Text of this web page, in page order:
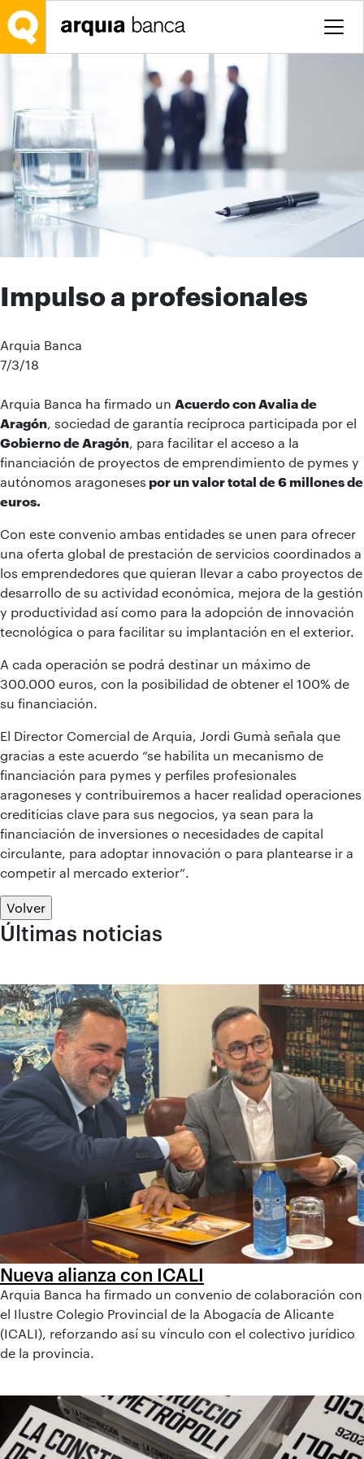
Saltar al contenido principal
Impulso a profesionales
Arquia Banca
7/3/18
Arquia Banca ha firmado un Acuerdo con Avalia de
Aragón , sociedad de garantía recíproca participada por el
Gobierno de Aragón , para facilitar el acceso a la
financiación de proyectos de emprendimiento de pymes y
autónomos aragoneses por un valor total de 6 millones de
euros.
Con este convenio ambas entidades se unen para ofrecer
una oferta global de prestación de servicios coordinados a
los emprendedores que quieran llevar a cabo proyectos de
desarrollo de su actividad económica, mejora de la gestión
y productividad así como para la adopción de innovación
tecnológica o para facilitar su implantación en el exterior.
A cada operación se podrá destinar un máximo de
300.000 euros, con la posibilidad de obtener el 100% de
su financiación.
El Director Comercial de Arquia, Jordi Gumà señala que
gracias a este acuerdo “se habilita un mecanismo de
financiación para pymes y perfiles profesionales
aragoneses y contribuiremos a hacer realidad operaciones
crediticias clave para sus negocios, ya sean para la
financiación de inversiones o necesidades de capital
circulante, para adoptar innovación o para plantearse ir a
competir al mercado exterior”.
Volver
Últimas noticias
Nueva alianza con ICALI
Arquia Banca ha firmado un convenio de colaboración con
el Ilustre Colegio Provincial de la Abogacía de Alicante
(ICALI), reforzando así su vínculo con el colectivo jurídico
de la provincia.